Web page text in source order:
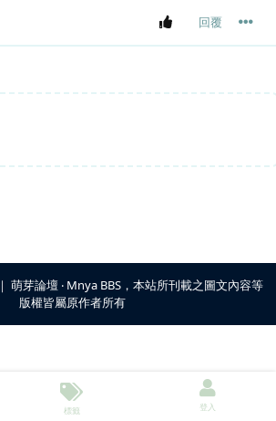
回覆
｜ 萌芽論壇 ‧ Mnya BBS，本站所刊載之圖文內容等
版權皆屬原作者所有
標籤 登入